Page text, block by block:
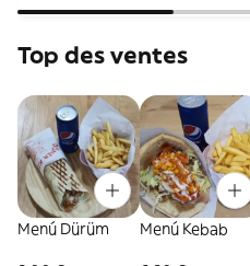
Top des ventes
Menú Dürüm Menú Kebab